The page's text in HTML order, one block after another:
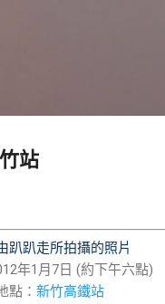
站
趴趴走所拍攝的照片
年1月7日 (約下午六點)
點： 新竹高鐵站